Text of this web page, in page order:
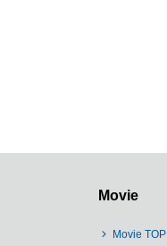
Movie
Movie TOP